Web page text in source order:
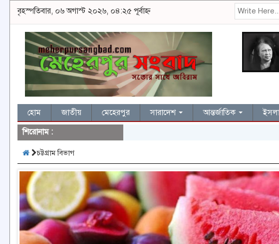
বৃহস্পতিবার, ০৬ অগাস্ট ২০২৬, ০৪:২৫ পূর্বাহ্ন
হোম জাতীয় মেহেরপুর সারাদেশ আন্তর্জাতিক
শিরোনাম :
চট্টগ্রাম বিভাগ